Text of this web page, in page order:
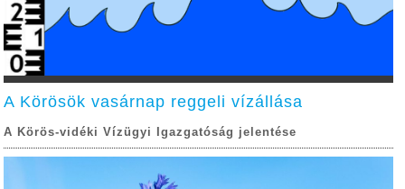
A Körösök vasárnap reggeli vízállása
A Körös-vidéki Vízügyi Igazgatóság jelentése